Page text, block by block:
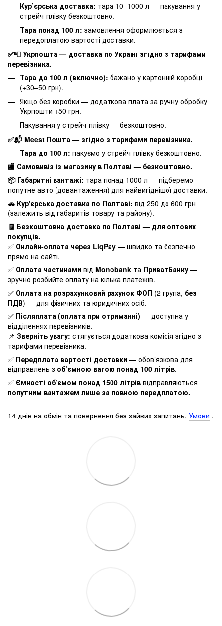
Кур’єрська доставка: тара 10–1000 л — пакування у
стрейч-плівку безкоштовно.
Тара понад 100 л: замовлення оформлюється з
передоплатою вартості доставки.
✅📮 Укрпошта — доставка по Україні згідно з тарифами
перевізника.
Тара до 100 л (включно): бажано у картонній коробці
(+30–50 грн).
Якщо без коробки — додаткова плата за ручну обробку
Укрпошти +50 грн.
Пакування у стрейч-плівку — безкоштовно.
✅📬 Meest Пошта — згідно з тарифами перевізника.
Тара до 100 л: пакуємо у стрейч-плівку безкоштовно.
🏬 Самовивіз із магазину в Полтаві — безкоштовно.
📦 Габаритні вантажі: тара понад 1000 л — підберемо
попутне авто (довантаження) для найвигіднішої доставки.
🚗 Кур'єрська доставка по Полтаві: від 250 до 600 грн
(залежить від габаритів товару та району).
🧾 Безкоштовна доставка по Полтаві — для оптових
покупців.
✅ Онлайн-оплата через LiqPay — швидко та безпечно
прямо на сайті.
✅ Оплата частинами від Monobank та ПриватБанку —
зручно розбийте оплату на кілька платежів.
✅ Оплата на розрахунковий рахунок ФОП (2 група, без
ПДВ) — для фізичних та юридичних осіб.
✅ Післяплата (оплата при отриманні) — доступна у
відділеннях перевізників.
📌 Зверніть увагу: стягується додаткова комісія згідно з
тарифами перевізника.
✅ Передплата вартості доставки — обов’язкова для
відправлень з об’ємною вагою понад 100 літрів.
✅ Ємності об’ємом понад 1500 літрів відправляються
попутним вантажем лише за повною передплатою.
14 днів на обмін та повернення без зайвих запитань. Умови .